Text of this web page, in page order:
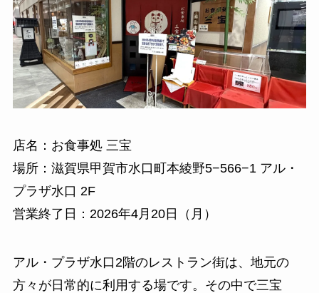
店名：お食事処 三宝
場所：滋賀県甲賀市水口町本綾野5−566−1 アル・
プラザ水口 2F
営業終了日：2026年4月20日（月）
アル・プラザ水口2階のレストラン街は、地元の
方々が日常的に利用する場です。その中で三宝